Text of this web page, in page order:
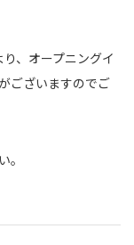
、オープニングイ
ございますのでご
。